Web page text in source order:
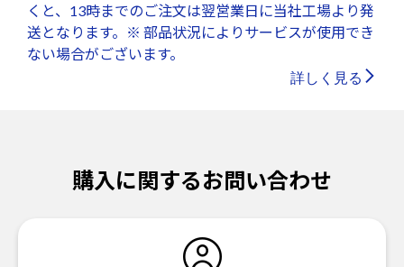
くと、13時までのご注文は翌営業日に当社工場より発
送となります。※ 部品状況によりサービスが使用でき
ない場合がございます。
詳しく見る
購入に関するお問い合わせ